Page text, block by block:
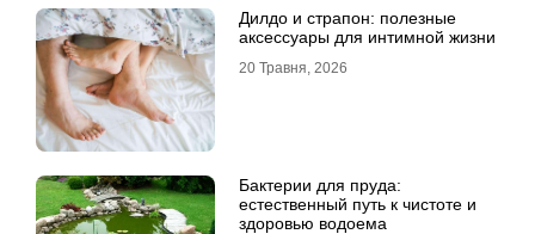
Дилдо и страпон: полезные
аксессуары для интимной жизни
20 Травня, 2026
Бактерии для пруда:
естественный путь к чистоте и
здоровью водоема